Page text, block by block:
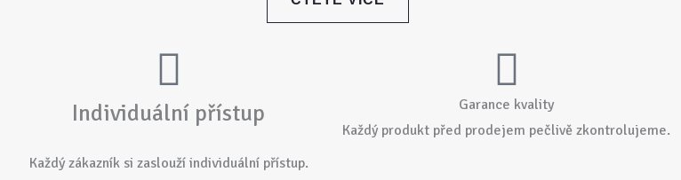
Individuální přístup
Každý zákazník si zaslouží individuální přístup.
Garance kvality
Každý produkt před prodejem pečlivě zkontrolujeme.